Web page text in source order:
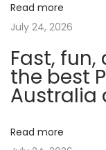
o
t
i
d
P
p
Read more
July 24, 2026
Fast,
the best
Australia
Read more